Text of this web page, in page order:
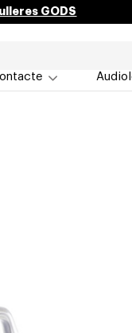
GODS